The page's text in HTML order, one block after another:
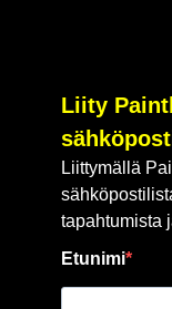
Liity
Liittymällä
tapahtumista
Etunimi